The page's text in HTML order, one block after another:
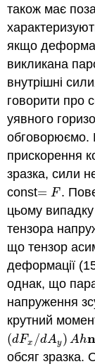
також має
якщо
викликана
внутрішні сили
говорити про
уявного
обговорюємо.
прискорення
зразка, сили
const= F
=F
.
цьому
тензора
що тензор
деформації
однак, що
напруження
крутний
(dFx /dAy ) Ahn
(dFx /dAy)Ahnz
обсяг